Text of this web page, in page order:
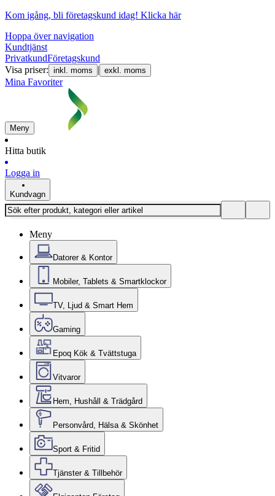
Kom igång, bli företagskund idag! Klicka här
Hoppa över navigation
Kundtjänst
PrivatkundFöretagskund
Visa priser: inkl. moms | exkl. moms
Mina Favoriter
Meny
Hitta butik
Logga in
Kundvagn
Meny
Datorer & Kontor
Mobiler, Tablets & Smartklockor
TV, Ljud & Smart Hem
Gaming
Epoq Kök & Tvättstuga
Vitvaror
Hem, Hushåll & Trädgård
Personvård, Hälsa & Skönhet
Sport & Fritid
Tjänster & Tillbehör